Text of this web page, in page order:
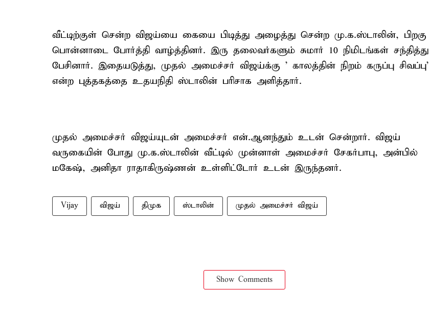
வீட்டிற்குள் சென்ற விஜய்யை கையை பிடித்து அழைத்து சென்ற மு.க.ஸ்டாலின், பிறகு
பொன்னாடை போர்த்தி வாழ்த்தினர். இரு தலைவர்களும் சுமார் 10 நிமிடங்கள் சந்தித்து
பேசினார். இதையடுத்து, முதல் அமைச்சர் விஜய்க்கு ' காலத்தின் நிறம் கருப்பு சிவப்பு'
என்ற புத்தகத்தை உதயநிதி ஸ்டாலின் பரிசாக அளித்தார்.
முதல் அமைச்சர் விஜய்யுடன் அமைச்சர் என்.ஆனந்தும் உடன் சென்றார். விஜய்
வருகையின் போது மு.க.ஸ்டாலின் வீட்டில் முன்னாள் அமைச்சர் சேகர்பாபு, அன்பில்
மகேஷ், அனிதா ராதாகிருஷ்ணன் உள்ளிட்டோர் உடன் இருந்தனர்.
Vijay விஜய் திமுக ஸ்டாலின் முதல் அமைச்சர் விஜய்
Show Comments